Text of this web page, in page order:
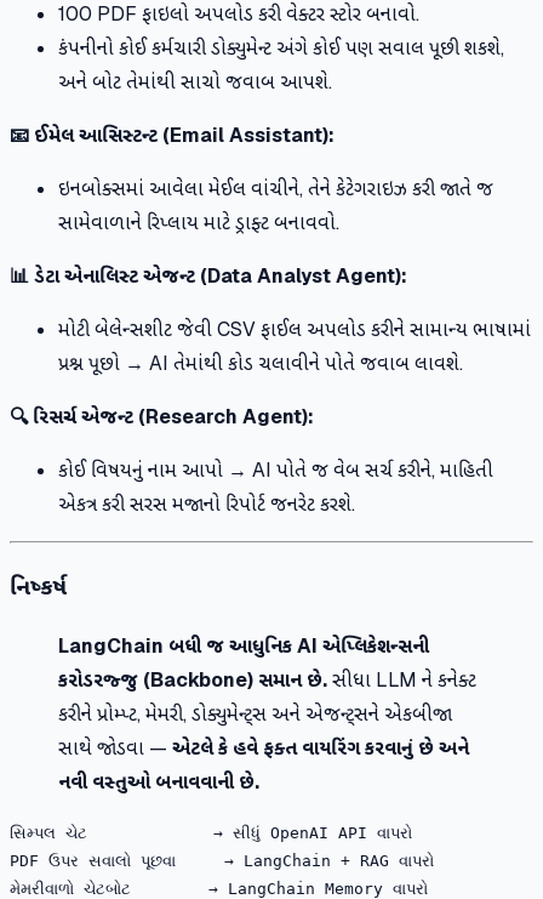
100 PDF ફાઇલો અપલોડ કરી વેક્ટર સ્ટોર બનાવો.
કંપનીનો કોઈ કર્મચારી ડોક્યુમેન્ટ અંગે કોઈ પણ સવાલ પૂછી શકશે,
અને બોટ તેમાંથી સાચો જવાબ આપશે.
📧 ઈમેલ આસિસ્ટન્ટ (Email Assistant):
ઇનબોક્સમાં આવેલા મેઈલ વાંચીને, તેને કેટેગરાઇઝ કરી જાતે જ
સામેવાળાને રિપ્લાય માટે ડ્રાફ્ટ બનાવવો.
📊 ડેટા એનાલિસ્ટ એજન્ટ (Data Analyst Agent):
મોટી બેલેન્સશીટ જેવી CSV ફાઈલ અપલોડ કરીને સામાન્ય ભાષામાં
પ્રશ્ન પૂછો → AI તેમાંથી કોડ ચલાવીને પોતે જવાબ લાવશે.
🔍 રિસર્ચ એજન્ટ (Research Agent):
કોઈ વિષયનું નામ આપો → AI પોતે જ વેબ સર્ચ કરીને, માહિતી
એકત્ર કરી સરસ મજાનો રિપોર્ટ જનરેટ કરશે.
નિષ્કર્ષ
LangChain બધી જ આધુનિક AI એપ્લિકેશન્સની
કરોડરજ્જુ (Backbone) સમાન છે.સીધા LLM ને કનેક્ટ
કરીને પ્રોમ્પ્ટ, મેમરી, ડોક્યુમેન્ટ્સ અને એજન્ટ્સને એકબીજા
સાથે જોડવા — એટલે કે હવે ફક્ત વાયરિંગ કરવાનું છે અને
નવી વસ્તુઓ બનાવવાની છે.
સિમ્પલ ચેટ             → સીધું OpenAI API વાપરો
PDF ઉપર સવાલો પૂછવા     → LangChain + RAG વાપરો
મેમરીવાળો ચેટબોટ        → LangChain Memory વાપરો